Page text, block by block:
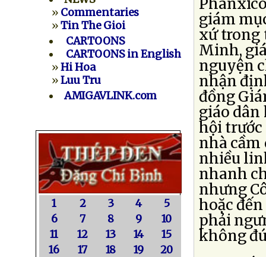
» Commentaries
»Tin The Gioi
CARTOONS
CARTOONS in English
»Hi Hoa
»Luu Tru
AMIGAVLINK.com
1 2 3 4
5
6
7 8 9
10
11
12 13 14
15
16
17 18 19
20
giám
xứ trong
Minh,
nguyện
nhận
đồng
giáo dân
hội trước
nhà cầm
nhiều
nhanh
nhưng
hoặc
phải
không